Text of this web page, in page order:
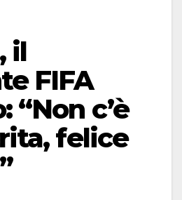
il
FIFA
“Non c’è
felice